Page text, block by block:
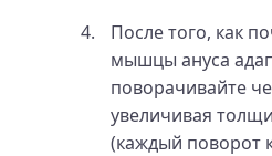
После того, как
мышцы ануса
поворачивайте
увеличивая
(каждый поворот